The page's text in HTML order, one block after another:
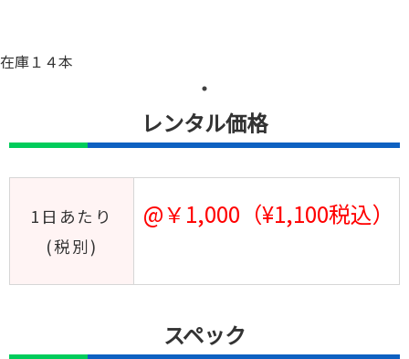
在庫１４本
レンタル価格
1日あたり
(税別)
@￥1,000（¥1,100税込）
スペック